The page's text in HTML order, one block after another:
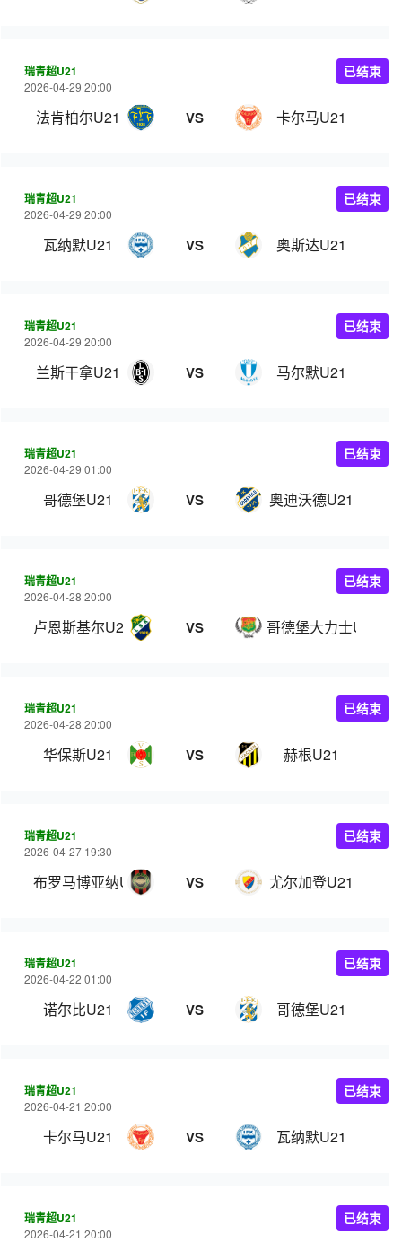
瑞青超U21
2026-04-29 20:00
法肯柏尔U21 VS 卡尔马U21
已结束
瑞青超U21
2026-04-29 20:00
瓦纳默U21 VS 奥斯达U21
已结束
瑞青超U21
2026-04-29 20:00
兰斯干拿U21 VS 马尔默U21
已结束
瑞青超U21
2026-04-29 01:00
哥德堡U21 VS 奥迪沃德U21
已结束
瑞青超U21
2026-04-28 20:00
卢恩斯基尔U21 VS 哥德堡大力士U21
已结束
瑞青超U21
2026-04-28 20:00
华保斯U21 VS 赫根U21
已结束
瑞青超U21
2026-04-27 19:30
布罗马博亚纳U21 VS 尤尔加登U21
已结束
瑞青超U21
2026-04-22 01:00
诺尔比U21 VS 哥德堡U21
已结束
瑞青超U21
2026-04-21 20:00
卡尔马U21 VS 瓦纳默U21
已结束
瑞青超U21
2026-04-21 20:00
已结束